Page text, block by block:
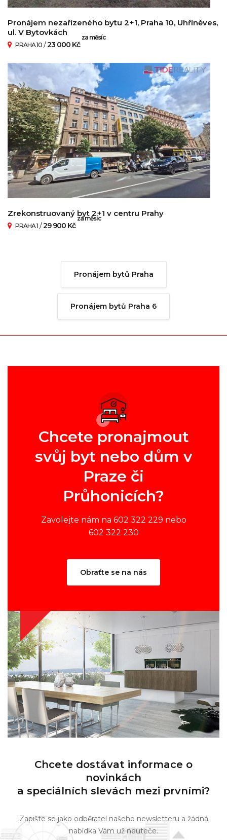
Pronájem nezařízeného bytu 2+1, Praha 10, Uhříněves,
ul. V Bytovkách
PRAHA 10 /23 000 Kč
za měsíc
Zrekonstruovaný byt 2+1 v centru Prahy
PRAHA 1 /29 900 Kč
za měsíc
Pronájem bytů Praha
Pronájem bytů Praha 6
Chcete pronajmout
svůj byt nebo dům v
Praze či
Průhonicích?
Zavolejte nám na 602 322 229 nebo
602 322 230
Obraťte se na nás
Chcete dostávat informace o
novinkách
a speciálních slevách mezi prvními?
Zapište se jako odběratel našeho newsletteru a žádná
nabídka Vám už neuteče.